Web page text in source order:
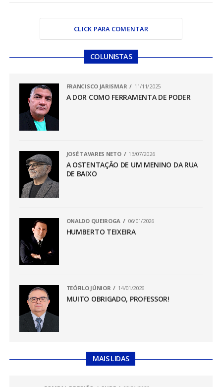
CLICK PARA COMENTAR
COLUNISTAS
FRANCISCO JARISMAR 11/11/2025
A DOR COMO FERRAMENTA DE PODER
JOSÉ TAVARES NETO 13/07/2026
A OSTENTAÇÃO DE UM MENINO DA RUA
DE BAIXO
ONALDO QUEIROGA 06/01/2026
HUMBERTO TEIXEIRA
TEÓFILO JÚNIOR 14/01/2026
MUITO OBRIGADO, PROFESSOR!
MAIS LIDAS